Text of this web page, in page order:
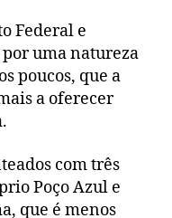
Federal e
por uma natureza
poucos, que a
a oferecer
com três
Poço Azul e
que é menos